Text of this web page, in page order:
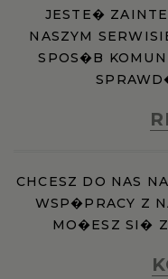
JESTE�
NASZYM
SPOS�B
CHCESZ DO NAS
WSP�PRACY Z
MO�ESZ SI�